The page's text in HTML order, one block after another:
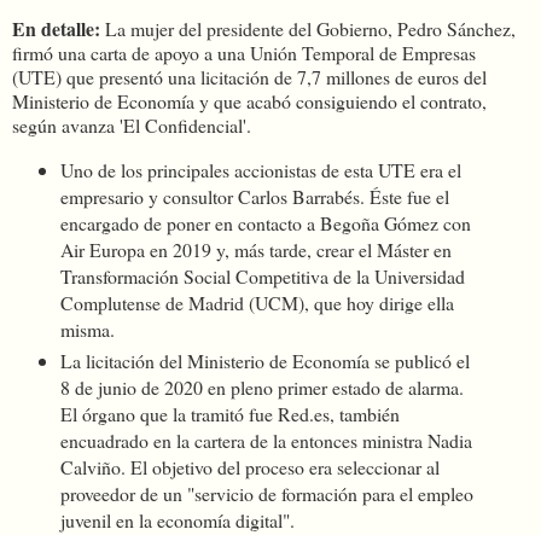
En detalle: La mujer del presidente del Gobierno, Pedro Sánchez,
firmó una carta de apoyo a una Unión Temporal de Empresas
(UTE) que presentó una licitación de 7,7 millones de euros del
Ministerio de Economía y que acabó consiguiendo el contrato,
según avanza 'El Confidencial'.
Uno de los principales accionistas de esta UTE era el
empresario y consultor Carlos Barrabés. Éste fue el
encargado de poner en contacto a Begoña Gómez con
Air Europa en 2019 y, más tarde, crear el Máster en
Transformación Social Competitiva de la Universidad
Complutense de Madrid (UCM), que hoy dirige ella
misma.
La licitación del Ministerio de Economía se publicó el
8 de junio de 2020 en pleno primer estado de alarma.
El órgano que la tramitó fue Red.es, también
encuadrado en la cartera de la entonces ministra Nadia
Calviño. El objetivo del proceso era seleccionar al
proveedor de un "servicio de formación para el empleo
juvenil en la economía digital".